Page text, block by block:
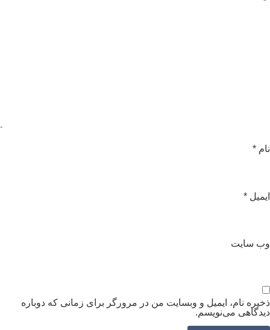
*
*
سایت
نام، ایمیل و وبسایت من در مرورگر برای زمانی که دوباره
می‌نویسم.